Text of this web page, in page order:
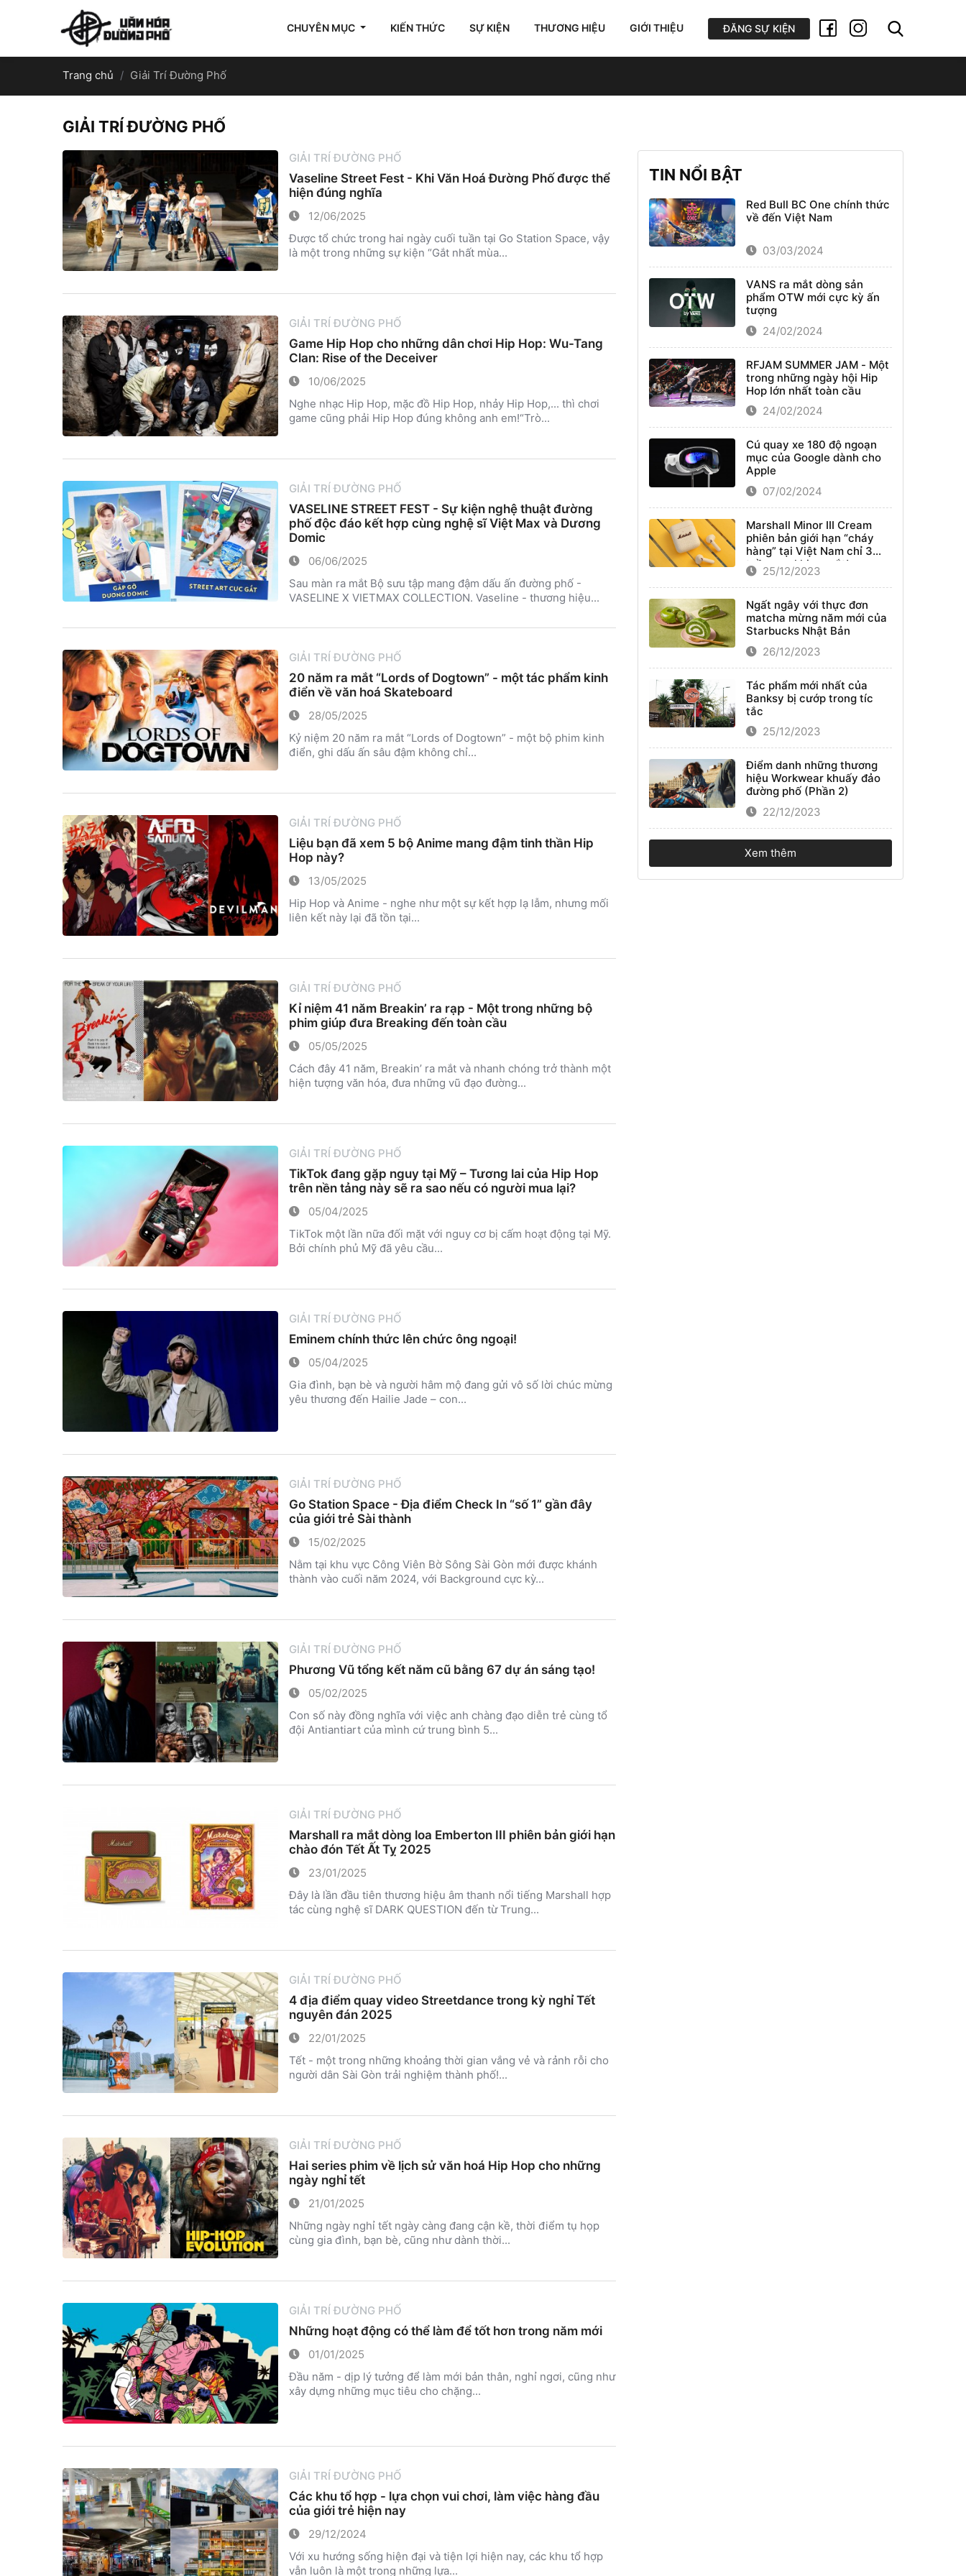
CHUYÊN MỤC KIẾN THỨC SỰ KIỆN THƯƠNG HIỆU GIỚI THIỆU ĐĂNG SỰ KIỆN
Trang chủ Giải Trí Đường Phố
GIẢI TRÍ ĐƯỜNG PHỐ
GIẢI TRÍ ĐƯỜNG PHỐ
Vaseline Street Fest - Khi Văn Hoá Đường Phố được thể
hiện đúng nghĩa
12/06/2025
Được tổ chức trong hai ngày cuối tuần tại Go Station Space, vậy
là một trong những sự kiện “Gắt nhất mùa...
GIẢI TRÍ ĐƯỜNG PHỐ
Game Hip Hop cho những dân chơi Hip Hop: Wu-Tang
Clan: Rise of the Deceiver
10/06/2025
Nghe nhạc Hip Hop, mặc đồ Hip Hop, nhảy Hip Hop,... thì chơi
game cũng phải Hip Hop đúng không anh em!“Trò...
GIẢI TRÍ ĐƯỜNG PHỐ
VASELINE STREET FEST - Sự kiện nghệ thuật đường
phố độc đáo kết hợp cùng nghệ sĩ Việt Max và Dương
Domic
06/06/2025
Sau màn ra mắt Bộ sưu tập mang đậm dấu ấn đường phố -
VASELINE X VIETMAX COLLECTION. Vaseline - thương hiệu...
GIẢI TRÍ ĐƯỜNG PHỐ
20 năm ra mắt “Lords of Dogtown” - một tác phẩm kinh
điển về văn hoá Skateboard
28/05/2025
Kỷ niệm 20 năm ra mắt “Lords of Dogtown” - một bộ phim kinh
điển, ghi dấu ấn sâu đậm không chỉ...
GIẢI TRÍ ĐƯỜNG PHỐ
Liệu bạn đã xem 5 bộ Anime mang đậm tinh thần Hip
Hop này?
13/05/2025
Hip Hop và Anime - nghe như một sự kết hợp lạ lẫm, nhưng mối
liên kết này lại đã tồn tại...
GIẢI TRÍ ĐƯỜNG PHỐ
Kỉ niệm 41 năm Breakin’ ra rạp - Một trong những bộ
phim giúp đưa Breaking đến toàn cầu
05/05/2025
Cách đây 41 năm, Breakin’ ra mắt và nhanh chóng trở thành một
hiện tượng văn hóa, đưa những vũ đạo đường...
GIẢI TRÍ ĐƯỜNG PHỐ
TikTok đang gặp nguy tại Mỹ – Tương lai của Hip Hop
trên nền tảng này sẽ ra sao nếu có người mua lại?
05/04/2025
TikTok một lần nữa đối mặt với nguy cơ bị cấm hoạt động tại Mỹ.
Bởi chính phủ Mỹ đã yêu cầu...
GIẢI TRÍ ĐƯỜNG PHỐ
Eminem chính thức lên chức ông ngoại!
05/04/2025
Gia đình, bạn bè và người hâm mộ đang gửi vô số lời chúc mừng
yêu thương đến Hailie Jade – con...
GIẢI TRÍ ĐƯỜNG PHỐ
Go Station Space - Địa điểm Check In “số 1” gần đây
của giới trẻ Sài thành
15/02/2025
Nằm tại khu vực Công Viên Bờ Sông Sài Gòn mới được khánh
thành vào cuối năm 2024, với Background cực kỳ...
GIẢI TRÍ ĐƯỜNG PHỐ
Phương Vũ tổng kết năm cũ bằng 67 dự án sáng tạo!
05/02/2025
Con số này đồng nghĩa với việc anh chàng đạo diễn trẻ cùng tổ
đội Antiantiart của mình cứ trung bình 5...
GIẢI TRÍ ĐƯỜNG PHỐ
Marshall ra mắt dòng loa Emberton III phiên bản giới hạn
chào đón Tết Ất Tỵ 2025
23/01/2025
Đây là lần đầu tiên thương hiệu âm thanh nổi tiếng Marshall hợp
tác cùng nghệ sĩ DARK QUESTION đến từ Trung...
GIẢI TRÍ ĐƯỜNG PHỐ
4 địa điểm quay video Streetdance trong kỳ nghỉ Tết
nguyên đán 2025
22/01/2025
Tết - một trong những khoảng thời gian vắng vẻ và rảnh rỗi cho
người dân Sài Gòn trải nghiệm thành phố!...
GIẢI TRÍ ĐƯỜNG PHỐ
Hai series phim về lịch sử văn hoá Hip Hop cho những
ngày nghỉ tết
21/01/2025
Những ngày nghỉ tết ngày càng đang cận kề, thời điểm tụ họp
cùng gia đình, bạn bè, cũng như dành thời...
GIẢI TRÍ ĐƯỜNG PHỐ
Những hoạt động có thể làm để tốt hơn trong năm mới
01/01/2025
Đầu năm - dịp lý tưởng để làm mới bản thân, nghỉ ngơi, cũng như
xây dựng những mục tiêu cho chặng...
GIẢI TRÍ ĐƯỜNG PHỐ
Các khu tổ hợp - lựa chọn vui chơi, làm việc hàng đầu
của giới trẻ hiện nay
29/12/2024
Với xu hướng sống hiện đại và tiện lợi hiện nay, các khu tổ hợp
vẫn luôn là một trong những lựa...
TIN NỔI BẬT
Red Bull BC One chính thức
về đến Việt Nam
03/03/2024
VANS ra mắt dòng sản
phẩm OTW mới cực kỳ ấn
tượng
24/02/2024
RFJAM SUMMER JAM - Một
trong những ngày hội Hip
Hop lớn nhất toàn cầu
24/02/2024
Cú quay xe 180 độ ngoạn
mục của Google dành cho
Apple
07/02/2024
Marshall Minor III Cream
phiên bản giới hạn “cháy
hàng” tại Việt Nam chỉ 3
tuần sau khi ra mắt!
25/12/2023
Ngất ngây với thực đơn
matcha mừng năm mới của
Starbucks Nhật Bản
26/12/2023
Tác phẩm mới nhất của
Banksy bị cướp trong tíc
tắc
25/12/2023
Điểm danh những thương
hiệu Workwear khuấy đảo
đường phố (Phần 2)
22/12/2023
Xem thêm